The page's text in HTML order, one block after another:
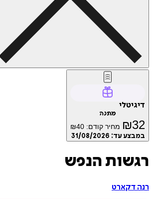
דיגיטלי
מתנה
₪32 מחיר קודם: ₪40
במבצע עד: 31/08/2026
רגשות הנפש
רנה דקארט